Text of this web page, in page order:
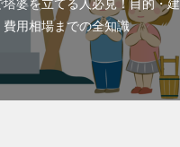
塔婆を立てる人必見！目的・建
費用相場までの全知識